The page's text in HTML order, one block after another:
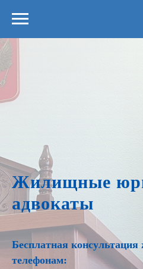
Жилищные
адвокаты
Бесплатная
телефонам: